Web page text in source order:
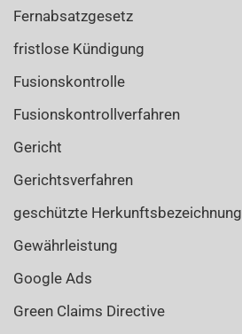
Fernabsatzgesetz
fristlose Kündigung
Fusionskontrolle
Fusionskontrollverfahren
Gericht
Gerichtsverfahren
geschützte Herkunftsbezeichnung
Gewährleistung
Google Ads
Green Claims Directive